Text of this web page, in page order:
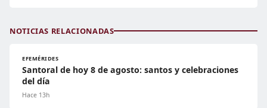
NOTICIAS RELACIONADAS
EFEMÉRIDES
Santoral de hoy 8 de agosto: santos y celebraciones
del día
Hace 13h